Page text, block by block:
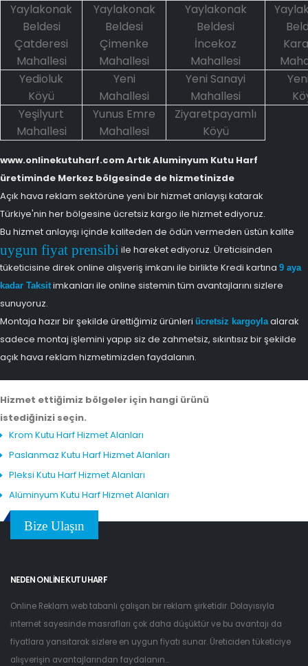
Yaylakonak
Beldesi
Çatderesi
Mahallesi
Yaylakonak
Beldesi
Çimenke
Mahallesi
Yaylakonak
Beldesi
İncekoz
Mahallesi
Yedioluk
Köyü
Yeni
Mahallesi
Yeni Sanayi
Mahallesi
Yeşilyurt
Mahallesi
Yunus Emre
Mahallesi
Ziyaretpayamlı
Köyü
www.onlinekutuharf.com Artık Aluminyum Kutu Harf
üretiminde Merkez bölgesinde de hizmetinizde
Açık hava reklam sektörüne yeni bir hizmet anlayışı katarak
Türkiye'nin her bölgesine ücretsiz kargo ile hizmet ediyoruz.
Bu hizmet anlayışı içinde kaliteden de ödün vermeden üstün kalite
uygun fiyat prensibi ile hareket ediyoruz. Üreticisinden
tüketicisine direk online alışveriş imkanı ile birlikte Kredi kartına 9 aya
kadar Taksitimkanları ile online sistemin tüm avantajlarını sizlere
sunuyoruz.
Montaja hazır bir şekilde ürettiğimiz ürünleri ücretsiz kargoylaalarak
sadece montaj işlemini yapıp siz de zahmetsiz, sıkıntısız bir şekilde
açık hava reklam hizmetimizden faydalanın.
Hizmet ettiğimiz bölgeler için hangi ürünü
istediğinizi seçin.
Krom Kutu Harf Hizmet Alanları
Paslanmaz Kutu Harf Hizmet Alanları
Pleksi Kutu Harf Hizmet Alanları
Alüminyum Kutu Harf Hizmet Alanları
Bize Ulaşın
NEDEN ONLINE KUTU HARF
Online Reklam web tabanlı çalışan bir reklam şirketidir. Dolayısıyla
internet sayesinde masrafları çok daha düşüktür ve bu avantajı da
fiyatlara yansıtarak sizlere en uygun fiyatı sunar. Üreticiden tüketiciye
alışverişin avantajlarından faydalanın...